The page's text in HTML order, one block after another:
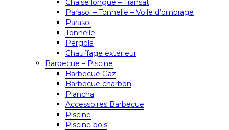
Chaise longue – Transat
Parasol – Tonnelle – Voile d’ombrage
Parasol
Tonnelle
Pergola
Chauffage extérieur
Barbecue – Piscine
Barbecue Gaz
Barbecue charbon
Plancha
Accessoires Barbecue
Piscine
Piscine bois